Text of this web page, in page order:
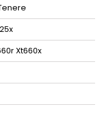
Xt660x